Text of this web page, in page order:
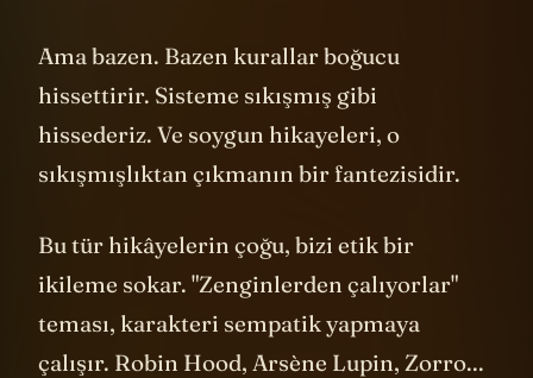
Ama bazen. Bazen kurallar boğucu
hissettirir. Sisteme sıkışmış gibi
hissederiz. Ve soygun hikayeleri, o
Bu tür hikâyelerin çoğu, bizi etik bir
ikileme sokar. "Zenginlerden çalıyorlar"
teması, karakteri sempatik yapmaya